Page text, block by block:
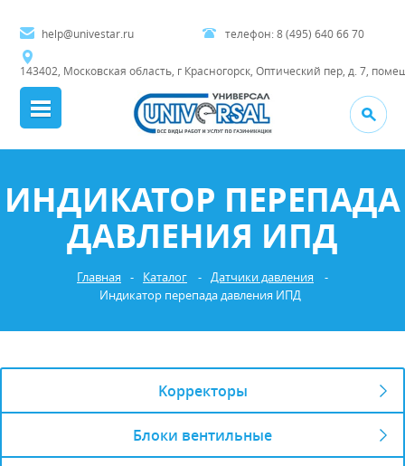
help@univestar.ru
143402, Московская область, г Красногорск, Оптический пер, д. 7,
телефон: 8 (495) 640 66 70
ИНДИКАТОР ПЕРЕПАДА
ДАВЛЕНИЯ ИПД
Главная - Каталог - Датчики давления
-
Индикатор перепада давления ИПД
Kорректоры
Блоки вентильные